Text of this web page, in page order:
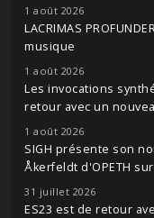
1 août 2026
LACRIMAS
musique
1 août 2026
Les invocations
retour avec un
1 août 2026
SIGH présente son
Åkerfeldt d'OPETH
31 juillet 2026
ES23 est de retour